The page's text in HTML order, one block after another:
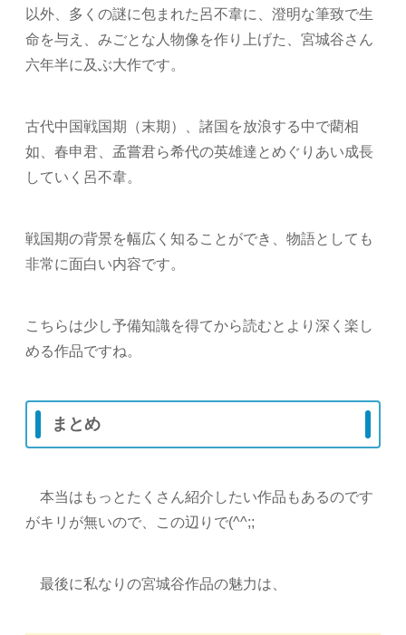
以外、多くの謎に包まれた呂不韋に、澄明な筆致で生
命を与え、みごとな人物像を作り上げた、宮城谷さん
六年半に及ぶ大作です。
古代中国戦国期（末期）、諸国を放浪する中で藺相
如、春申君、孟嘗君ら希代の英雄達とめぐりあい成長
していく呂不韋。
戦国期の背景を幅広く知ることができ、物語としても
非常に面白い内容です。
こちらは少し予備知識を得てから読むとより深く楽し
める作品ですね。
まとめ
本当はもっとたくさん紹介したい作品もあるのです
がキリが無いので、この辺りで(^^;;
最後に私なりの宮城谷作品の魅力は、